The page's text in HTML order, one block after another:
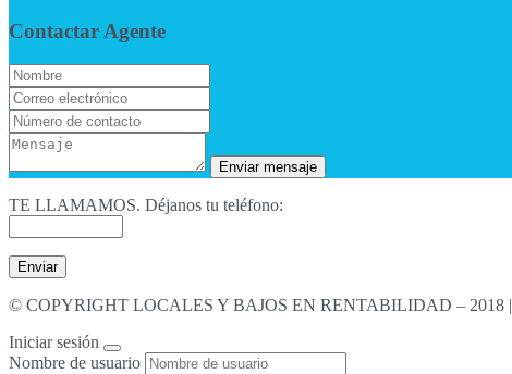
Contactar Agente
TE LLAMAMOS. Déjanos tu teléfono:
© COPYRIGHT LOCALES Y BAJOS EN RENTABILIDAD – 2018 |
Iniciar sesión
Nombre de usuario